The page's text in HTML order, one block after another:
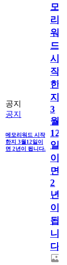
공지
공지
메모리워드 시작
한지 3월12일이
면 2년이 됩니다.
모
리
워
드
시
작
한
지
3
월
12
일
이
면
2
년
이
됩
니
다.